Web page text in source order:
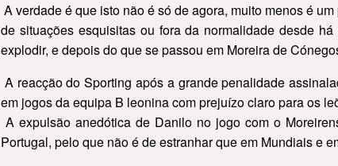
A verdade é que isto não é só de agora, muito menos é
de situações esquisitas ou fora da normalidade desde
explodir, e depois do que se passou em Moreira de
A reacção do Sporting após a grande penalidade
em jogos da equipa B leonina com prejuízo claro para os
A expulsão anedótica de Danilo no jogo com o
Portugal, pelo que não é de estranhar que em Mundiais e